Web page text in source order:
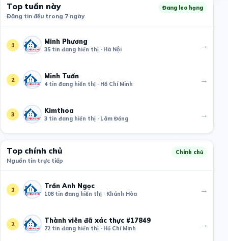
Top tuần này
Đăng tin đều trong 7 ngày
Đang leo hạng
1 Minh Phương
35 tin đang hiển thị · Hà Nội →
2 Minh Tuấn
4 tin đang hiển thị · Hồ Chí Minh →
3 Kimthoa
3 tin đang hiển thị · Lâm Đồng →
Top chính chủ
Nguồn tin trực tiếp
Chính chủ
1 Trần Anh Ngọc
108 tin đang hiển thị · Khánh Hòa →
2 Thành viên đã xác thực #17849
72 tin đang hiển thị · Hồ Chí Minh →